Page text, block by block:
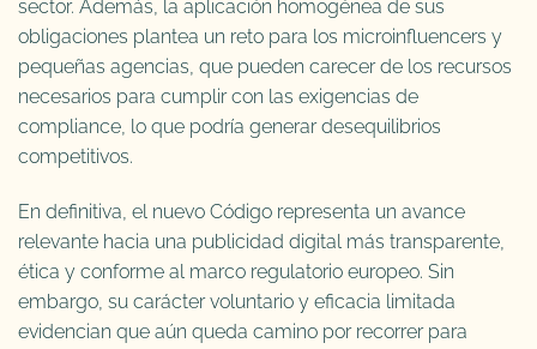
sector. Además, la aplicación homogénea de sus
obligaciones plantea un reto para los microinfluencers y
pequeñas agencias, que pueden carecer de los recursos
necesarios para cumplir con las exigencias de
compliance, lo que podría generar desequilibrios
competitivos.
En definitiva, el nuevo Código representa un avance
relevante hacia una publicidad digital más transparente,
ética y conforme al marco regulatorio europeo. Sin
embargo, su carácter voluntario y eficacia limitada
evidencian que aún queda camino por recorrer para